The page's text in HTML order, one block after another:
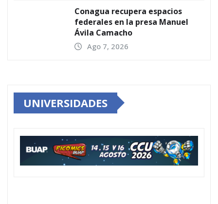
Conagua recupera espacios
federales en la presa Manuel
Ávila Camacho
Ago 7, 2026
UNIVERSIDADES